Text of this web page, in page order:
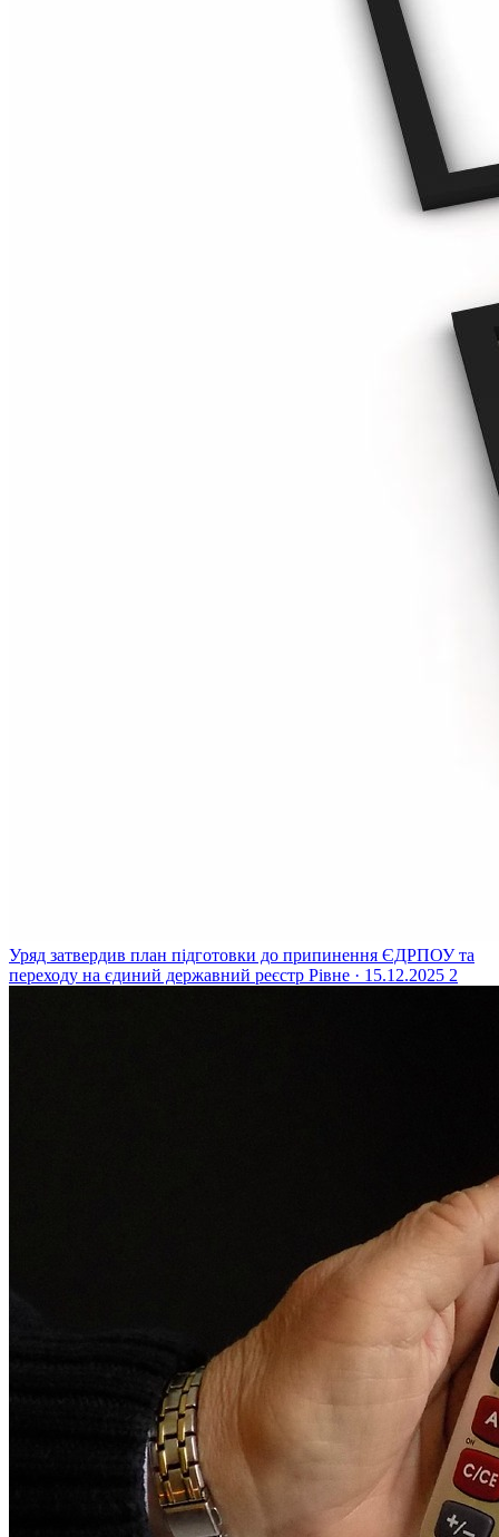
Уряд затвердив план підготовки до припинення ЄДРПОУ та
переходу на єдиний державний реєстр Рівне · 15.12.2025 2